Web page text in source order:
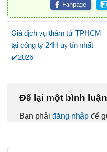
Fanpage
Giá dịch vụ thám tử TPHCM
tại công ty 24H uy tín nhất
✔️2026
Để lại một bình luận
Bạn phải đăng nhập để